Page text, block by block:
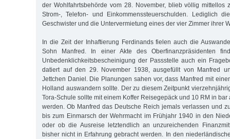
der Wohlfahrtsbehörde vom 28. November, blieb völlig mittellos
Strom-, Telefon- und Einkommenssteuerschulden. Lediglich
Geschwister und die Untervermietung eines der vier Zimmer ihrer
In die Zeit der Inhaftierung Ferdinands fielen auch die
Sohn Manfred. In einer Akte des Oberfinanzpräsidenten
Unbedenklichkeitsbescheinigung der Passstelle auch ein
datiert auf den 29. November 1938, ausgefüllt von Manfred
Jettchen Daniel. Die Planungen sahen vor, dass Manfred mit
Holland auswandern sollte. Der zu diesem Zeitpunkt
Tora-Schule sollte mit einem Koffer Reisegepäck und 10 RM in
werden. Ob Manfred das Deutsche Reich jemals verlassen und
bis zum Einmarsch der Wehrmacht im Frühjahr 1940 in den
oder ob die Ausreise letztendlich an unzureichenden
bisher nicht in Erfahrung gebracht werden. In den